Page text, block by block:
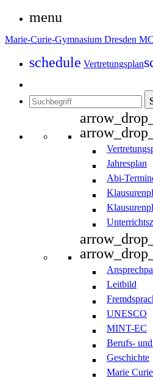
menu
Marie-Curie-Gymnasium Dresden
schedule Vertretungsplan
Jahresplan
Abi-
Leitbild
UNESCO
MINT-EC
Berufs-
Geschichte
Marie Curie